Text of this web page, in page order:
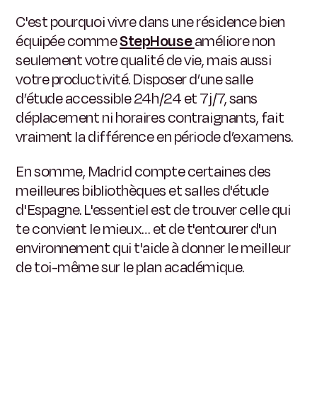
C'est pourquoi vivre dans une résidence bien
équipée commeStepHouseaméliore non
seulement votre qualité de vie, mais aussi
votre productivité. Disposer d’une salle
d’étude accessible 24h/24 et 7j/7, sans
déplacement ni horaires contraignants, fait
vraiment la différence en période d’examens.
En somme, Madrid compte certaines des
meilleures bibliothèques et salles d'étude
d'Espagne. L'essentiel est de trouver celle qui
te convient le mieux… et de t'entourer d'un
environnement qui t'aide à donner le meilleur
de toi-même sur le plan académique.